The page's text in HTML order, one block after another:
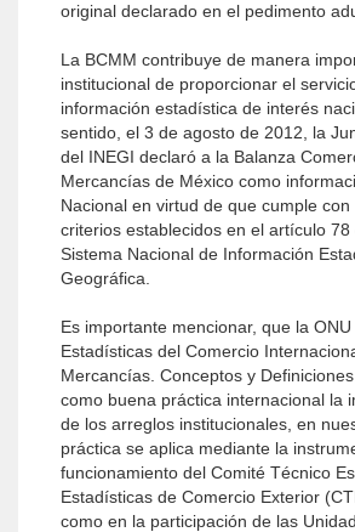
original declarado en el pedimento
La BCMM contribuye de manera
institucional de proporcionar el
información estadística de interés
sentido, el 3 de agosto de 2012, la
del INEGI declaró a la Balanza
Mercancías de México como
Nacional en virtud de que cumple
criterios establecidos en el artículo
Sistema Nacional de Información
Geográfica.
Es importante mencionar, que la
Estadísticas del Comercio
Mercancías. Conceptos y
como buena práctica internacional la
de los arreglos institucionales, en
práctica se aplica mediante la
funcionamiento del Comité Técnico
Estadísticas de Comercio Exterior
como en la participación de las